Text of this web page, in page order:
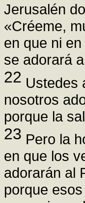
Jerusalén
«Créeme,
en que ni
se adorará
22 Ustedes
nosotros
porque la
23 Pero la
en que los
adorarán al
porque